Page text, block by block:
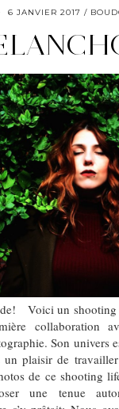
6 JANVIER 2017
Voici un shooting
collaboration
Son univers
un plaisir de
de ce shooting
une tenue